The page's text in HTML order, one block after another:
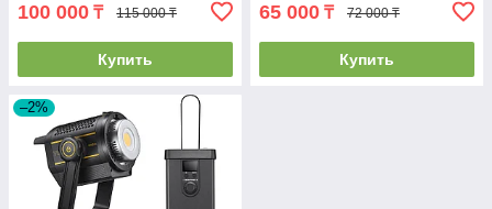
100 000 ₸ 115 000 ₸
Купить
65 000 ₸ 72 000 ₸
Купить
–2%